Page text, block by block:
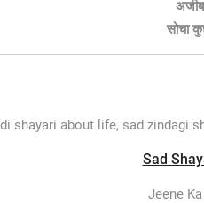
सोचा
shayari about life, sad zindagi
Sad
Jeene